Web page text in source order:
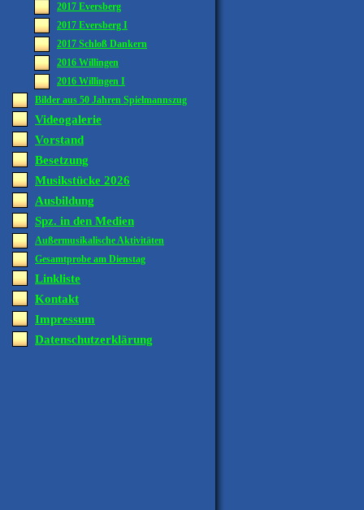
2017 Eversberg
2017 Eversberg I
2017 Schloß Dankern
2016 Willingen
2016 Willingen I
Bilder aus 50 Jahren Spielmannszug
Videogalerie
Vorstand
Besetzung
Musikstücke 2026
Ausbildung
Spz. in den Medien
Außermusikalische Aktivitäten
Gesamtprobe am Dienstag
Linkliste
Kontakt
Impressum
Datenschutzerklärung